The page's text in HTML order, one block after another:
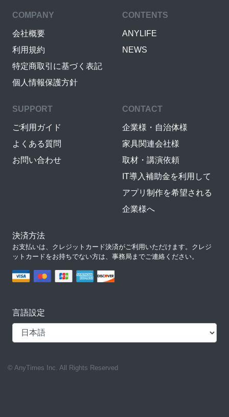
COMPANY
会社概要
利用規約
特定商取引に基づく表記
個人情報保護方針
CONTENTS
ANYLIFE
NEWS
SUPPORT
ご利用ガイド
よくある質問
お問い合わせ
CONTACT
企業様・自治体様
家具関連会社様
取材・講演依頼
IT導入補助金を利用して
アプリ制作を希望される
企業様へ
決済方法
お支払いは、クレジットカード決済がご利用いただけます。クレジ
ットカードをお持ちでない方は、事務局までご連絡ください。
言語設定
© AnyTimes Inc. All Rights Reserved